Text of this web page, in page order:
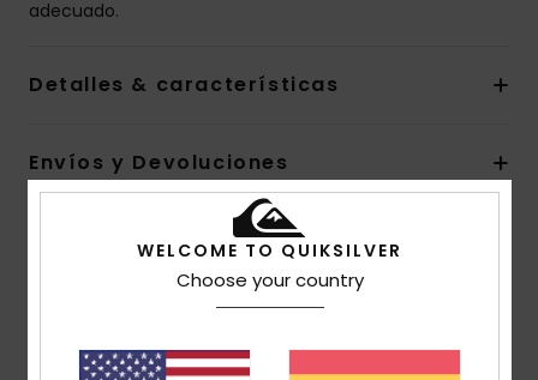
adecuado.
Detalles & características
Envíos y Devoluciones
Reseñas de los clientes
Puntuación media
WELCOME TO QUIKSILVER
Choose your country